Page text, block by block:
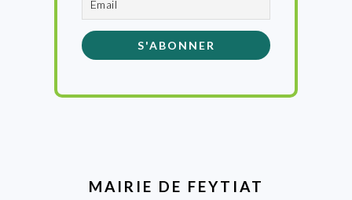
MAIRIE DE FEYTIAT